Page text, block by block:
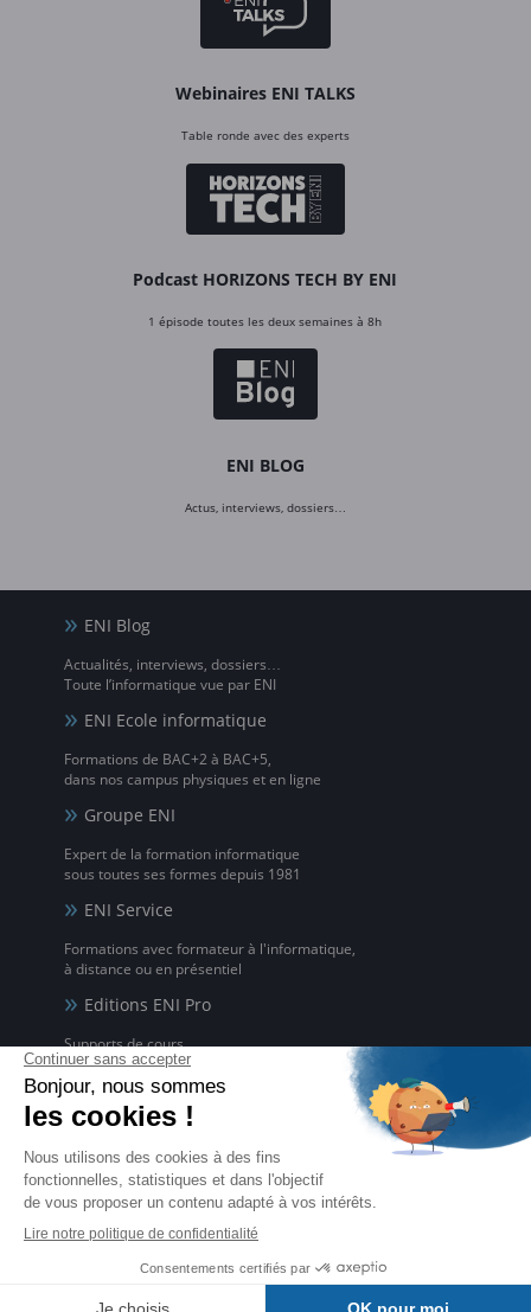
Webinaires ENI TALKS
Table ronde avec des experts
Podcast HORIZONS TECH BY ENI
1 épisode toutes les deux semaines à 8h
ENI BLOG
Actus, interviews, dossiers…
ENI Blog
Actualités, interviews, dossiers…
Toute l’informatique vue par ENI
ENI Ecole informatique
Formations de BAC+2 à BAC+5,
dans nos campus physiques et en ligne
Groupe ENI
Expert de la formation informatique
sous toutes ses formes depuis 1981
ENI Service
Formations avec formateur à l'informatique,
à distance ou en présentiel
Editions ENI Pro
Supports de cours
pour les organismes de formation
ENI elearning
La solution de formation à l'informatique en ligne,
disponible en 5 langues
Certifications ENI
Certifications à l'informatique